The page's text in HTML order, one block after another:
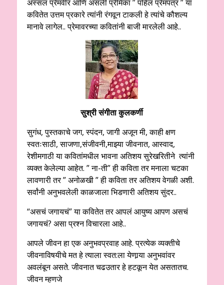
अस्सल प्रेमवीर आणि असली प्रेमिका ” पहिलं प्रेमपत्र ” या
कवितेत उत्तम प्रकारे त्यांनी रंगवून टाकली हे त्यांचे कौशल्य
मानावे लागेल.. प्रेमावरच्या कवितांनी बाजी मारलेली आहे..
सुश्री संगीता कुलकर्णी
सुगंध, पुस्तकाचे जग, स्पंदन, जागी अजून मी, काही क्षण
स्वतःसाठी, साजणा,संजीवनी,माझ्या जीवनात, आस्वाद,
रेशीमगाठी या कवितांमधील भावना अतिशय सुरेखरितीने त्यांनी
व्यक्त केलेल्या आहेत. ” ना-ती” ही कविता तर मनाला चटका
लावणारी तर ” अनोळखी ” ही कविता तर अतिशय वेगळी अशी.
सर्वांनी अनुभवलेली काळजाला भिडणारी अतिशय सुंदर..
“असचं जगायचं” या कवितेत तर आपलं आयुष्य आपण असचं
जगायचं? असा प्रश्न विचारला आहे..
आपले जीवन हा एक अनुभवप्रवाह आहे. प्रत्येक व्यक्तीचे
जीवनाविषयीचे मत हे त्याला स्वत:ला येणार्‍या अनुभवांवर
अवलंबून असते. जीवनात चढउतार हे हटकून येत असतातच.
जीवन म्हणजे